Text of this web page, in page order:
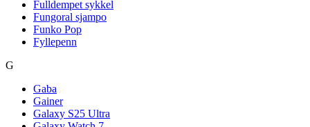
Fulldempet sykkel
Fungoral sjampo
Funko Pop
Fyllepenn
G
Gaba
Gainer
Galaxy S25 Ultra